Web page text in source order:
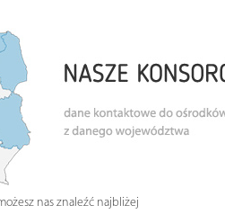
nas znaleźć najbliżej